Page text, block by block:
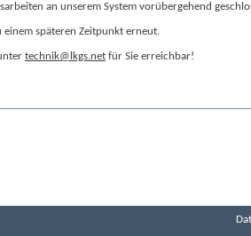
an unserem System vorübergehend
einem späteren Zeitpunkt erneut.
technik@lkgs.net für Sie erreichbar!